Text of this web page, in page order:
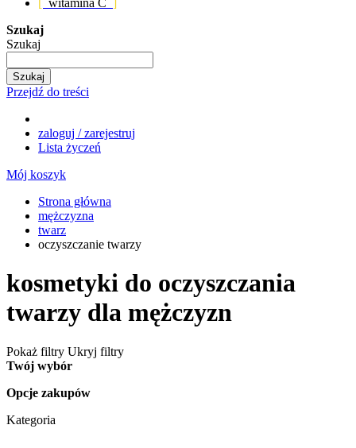
[ witamina C ]
Szukaj
Szukaj
Szukaj
Przejdź do treści
zaloguj / zarejestruj
Lista życzeń
Mój koszyk
Strona główna
mężczyzna
twarz
oczyszczanie twarzy
kosmetyki do oczyszczania
twarzy dla mężczyzn
Pokaż filtry Ukryj filtry
Twój wybór
Opcje zakupów
Kategoria